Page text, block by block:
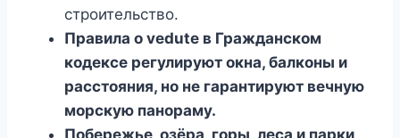
строительство.
Правила о vedute в Гражданском
кодексе регулируют окна, балконы и
расстояния, но не гарантируют вечную
морскую панораму.
Побережье, озёра, горы, леса и парки